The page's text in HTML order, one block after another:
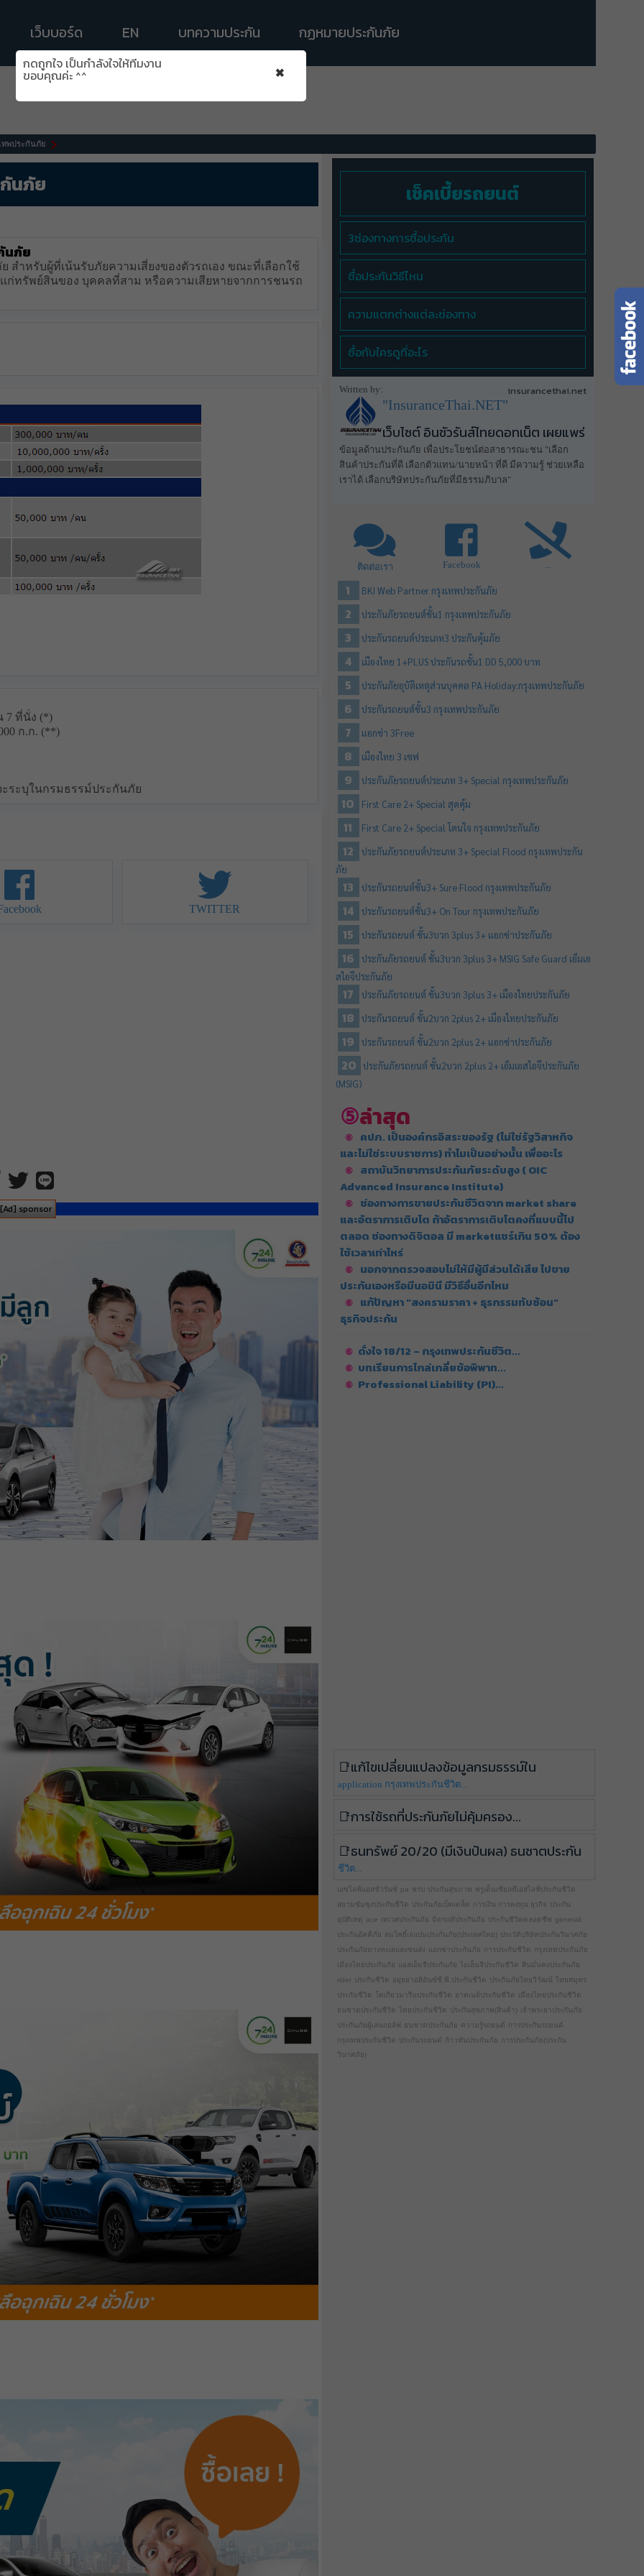
เว็บบอร์ด EN บทความประกัน กฏหมายประกันภัย
ทพประกันภัย
นภัย
นภัย
สำหรับผู้ที่เน้นรับภัยความเสี่ยงของตัวรถเอง ขณะที่เลือกใช้
ทรัพย์สินของ บุคคลที่สาม หรือความเสียหายจากการชนรถ
7 ที่นั่ง (*)
ก.ก. (**)
ะระบุในกรมธรรม์ประกันภัย
TWITTER
sponsor
กดถูกใจ เป็นกำลังใจให้ทีมงาน
ขอบคุณค่ะ ^^ ×
เช็คเบี้ยรถยนต์
3ช่องทางการซื้อประกัน
ซื้อประกันวิธีไหน
ความแตกต่างแต่ละช่องทาง
ซื้อกับใครดูที่อะไร
Written by: insurancethai.net
"InsuranceThai.NET"
เว็บไซต์ อินชัวรันส์ไทยดอทเน็ต เผยแพร่
ข้อมูลด้านประกันภัย เพื่อประโยชน์ต่อสาธารณะชน "เลือก
สินค้าประกันที่ดี เลือกตัวแทน/นายหน้า ที่ดี มีความรู้ ช่วยเหลือ
เราได้ เลือกบริษัทประกันภัยที่มีธรรมภิบาล"
ติดต่อเรา Facebook ...
BKI Web Partner กรุงเทพประกันภัย
ประกันภัยรถยนต์ชั้น1 กรุงเทพประกันภัย
ประกันรถยนต์ประเภท3 ประกันคุ้มภัย
เมืองไทย 1+PLUS ประกันรถชั้น1 DD 5,000 บาท
ประกันภัยอุบัติเหตุส่วนบุคคล PA Holiday:กรุงเทพประกันภัย
ประกันรถยนต์ชั้น3 กรุงเทพประกันภัย
แอกซ่า 3Free
เมืองไทย 3 เซฟ
ประกันภัยรถยนต์ประเภท 3+ Special กรุงเทพประกันภัย
First Care 2+ Special สุดคุ้ม
First Care 2+ Special โดนใจ กรุงเทพประกันภัย
ประกันภัยรถยนต์ประเภท 3+ Special Flood กรุงเทพประกัน
ภัย
ประกันรถยนต์ชั้น3+ Sure Flood กรุงเทพประกันภัย
ประกันรถยนต์ชั้น3+ On Tour กรุงเทพประกันภัย
ประกันรถยนต์ ชั้น3บวก 3plus 3+ แอกซ่าประกันภัย
ประกันภัยรถยนต์ ชั้น3บวก 3plus 3+ MSIG Safe Guard เอ็มเอ
สไอจีประกันภัย
ประกันภัยรถยนต์ ชั้น3บวก 3plus 3+ เมืองไทยประกันภัย
ประกันรถยนต์ ชั้น2บวก 2plus 2+ เมืองไทยประกันภัย
ประกันรถยนต์ ชั้น2บวก 2plus 2+ แอกซ่าประกันภัย
ประกันภัยรถยนต์ ชั้น2บวก 2plus 2+ เอ็มเอสไอจีประกันภัย
(MSIG)
ล่าสุด
คปภ. เป็นองค์กรอิสระของรัฐ (ไม่ใช่รัฐวิสาหกิจ
และไม่ใช่ระบบราชการ) ทำไมเป็นอย่างนั้น เพื่ออะไร
สถาบันวิทยาการประกันภัยระดับสูง ( OIC
Advanced Insurance Institute)
ช่องทางการขายประกันชีวิตจาก market share
และอัตราการเติบโต ถ้าอัตราการเติบโตคงที่แบบนี้ไป
ตลอด ช่องทางดิจิตอล มี marketแชร์เกิน 50% ต้อง
ใช้เวลาเท่าไหร่
นอกจากตรวจสอบไม่ให้มีผู้มีส่วนได้เสีย ไปขาย
ประกันเองหรือมีนอมินี มีวิธีอื่นอีกไหม
แก้ปัญหา "สงครามราคา + ธุรกรรมทับซ้อน"
ธุรกิจประกัน
ดั่งใจ 18/12 – กรุงเทพประกันชีวิต...
บทเรียนการไกล่เกลี่ยข้อพิพาท...
Professional Liability (PI)...
แก้ไขเปลี่ยนแปลงข้อมูลกรมธรรม์ใน
application กรุงเทพประกันชีวิต...
การใช้รถที่ประกันภัยไม่คุ้มครอง...
ธนทรัพย์ 20/20 (มีเงินปันผล) ธนชาตประกัน
ชีวิต...
เอซไลฟ์แอสชัวรันซ์ pa พรบ ประกันสุขภาพ พรูเด็นเชียลทีเอสไลฟ์ประกันชีวิต
สยามซัมซุงประกันชีวิต ประกันภัยเบ็ดเตล็ด การเงิน การลงทุน ธุรกิจ ประกัน
อุบัติเหตุ ace เทเวศประกันภัย มิตรแท้ประกันภัย ประกันชีวิตตลอดชีพ generali
ประกันอัคคีภัย สมโพธิ์เจแปนประกันภัย(ประเทศไทย) ประวัติบริษัทประกันวินาศภัย
ประกันภัยทางทะเลและขนส่ง แอกซ่าประกันภัย การประกันชีวิต กรุงเทพประกันภัย
เมืองไทยประกันภัย แอลเอ็มจีประกันภัย ไอเอ็นจีประกันชีวิต สินมั่นคงประกันภัย
rider ประกันชีวิต อยุธยาอลิอันซ์ซี.พี.ประกันชีวิต ประกันภัยไทยวิวัฒน์
ไทยสมุทร
ประกันชีวิต
โตเกียวมารีนประกันชีวิต อาคเนย์ประกันชีวิต เมืองไทยประกันชีวิต
ธนชาตประกันชีวิต
ไทยประกันชีวิต ประกันสุขภาพ(สินค้า) เจ้าพระยาประกันภัย
ประกันภัยผู้เล่นกอล์ฟ
ธนชาตประกันภัย ความรู้รถยนต์
การประกันรถยนต์
กรุงเทพประกันชีวิต ประกันรถยนต์ ก้าวทันประกันภัย การประกันภัย(ประกัน
วินาศภัย)